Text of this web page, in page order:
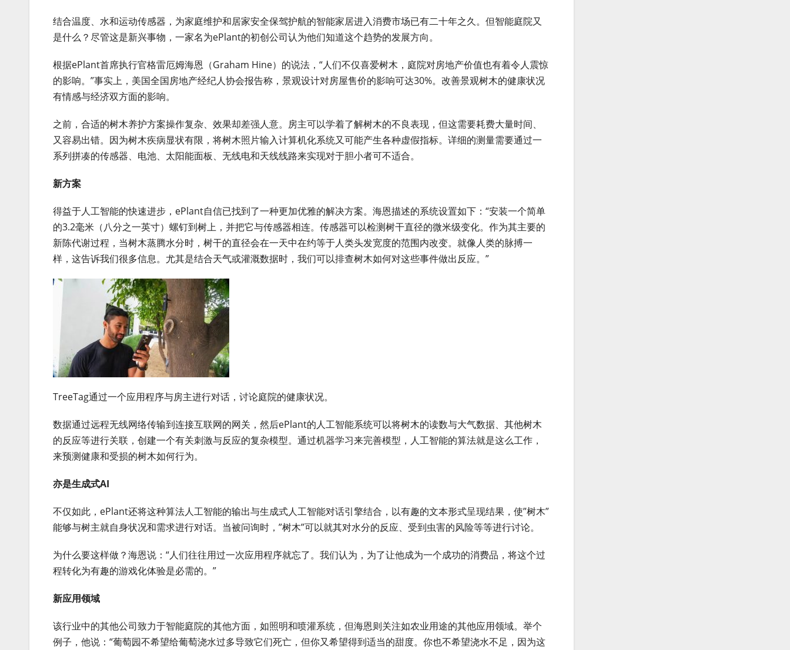
结合温度、水和运动传感器，为家庭维护和居家安全保驾护航的智能家居进入消费市场已有二十年之久。但智能庭院又
是什么？尽管这是新兴事物，一家名为ePlant的初创公司认为他们知道这个趋势的发展方向。
根据ePlant首席执行官格雷厄姆海恩（Graham Hine）的说法，“人们不仅喜爱树木，庭院对房地产价值也有着令人震惊
的影响。”事实上，美国全国房地产经纪人协会报告称，景观设计对房屋售价的影响可达30%。改善景观树木的健康状况
有情感与经济双方面的影响。
之前，合适的树木养护方案操作复杂、效果却差强人意。房主可以学着了解树木的不良表现，但这需要耗费大量时间、
又容易出错。因为树木疾病显状有限，将树木照片输入计算机化系统又可能产生各种虚假指标。详细的测量需要通过一
系列拼凑的传感器、电池、太阳能面板、无线电和天线线路来实现对于胆小者可不适合。
新方案
得益于人工智能的快速进步，ePlant自信已找到了一种更加优雅的解决方案。海恩描述的系统设置如下：“安装一个简单
的3.2毫米（八分之一英寸）螺钉到树上，并把它与传感器相连。传感器可以检测树干直径的微米级变化。作为其主要的
新陈代谢过程，当树木蒸腾水分时，树干的直径会在一天中在约等于人类头发宽度的范围内改变。就像人类的脉搏一
样，这告诉我们很多信息。尤其是结合天气或灌溉数据时，我们可以排查树木如何对这些事件做出反应。”
TreeTag通过一个应用程序与房主进行对话，讨论庭院的健康状况。
数据通过远程无线网络传输到连接互联网的网关，然后ePlant的人工智能系统可以将树木的读数与大气数据、其他树木
的反应等进行关联，创建一个有关刺激与反应的复杂模型。通过机器学习来完善模型，人工智能的算法就是这么工作，
来预测健康和受损的树木如何行为。
亦是生成式AI
不仅如此，ePlant还将这种算法人工智能的输出与生成式人工智能对话引擎结合，以有趣的文本形式呈现结果，使”树木”
能够与树主就自身状况和需求进行对话。当被问询时，”树木”可以就其对水分的反应、受到虫害的风险等等进行讨论。
为什么要这样做？海恩说：“人们往往用过一次应用程序就忘了。我们认为，为了让他成为一个成功的消费品，将这个过
程转化为有趣的游戏化体验是必需的。”
新应用领域
该行业中的其他公司致力于智能庭院的其他方面，如照明和喷灌系统，但海恩则关注如农业用途的其他应用领域。举个
例子，他说：“葡萄园不希望给葡萄浇水过多导致它们死亡，但你又希望得到适当的甜度。你也不希望浇水不足，因为这